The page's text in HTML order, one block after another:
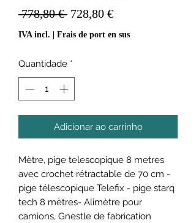
778,80 € Preço
normal
728,80 €Preço
promocional
IVA incl. Frais de port en sus
Quantidade *
Adicionar ao carrinho
Mètre, pige telescopique 8 metres
avec crochet rétractable de 70 cm -
pige télescopique Telefix - pige starq
tech 8 mètres- Alimètre pour
camions, Gnestle de fabrication